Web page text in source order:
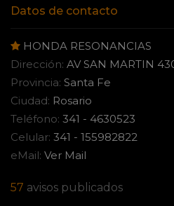
Datos de contacto
HONDA RESONANCIAS
Dirección: AV SAN MARTIN
Provincia: Santa Fe
Ciudad: Rosario
Teléfono: 341 - 4630523
Celular: 341 - 155982822
eMail: Ver Mail
57 avisos publicados